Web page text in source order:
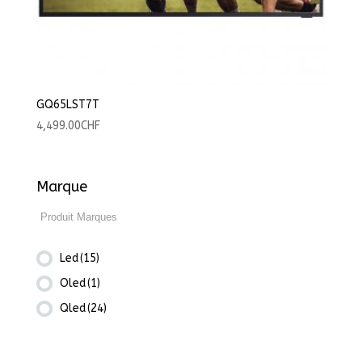
GQ65LST7T
4,499.00CHF
Marque
Led(15)
Oled(1)
Qled(24)